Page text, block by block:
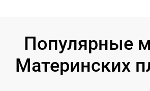
Популярные
Материнских